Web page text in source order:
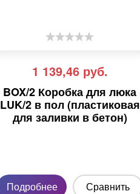
1 139,46 руб.
BOX/2 Коробка для люка
LUK/2 в пол (пластиковая
для заливки в бетон)
Подробнее Сравнить